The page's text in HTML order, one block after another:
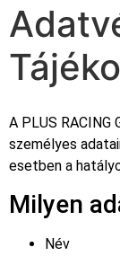
A PLUS
személyes
esetben a
Milyen
Név